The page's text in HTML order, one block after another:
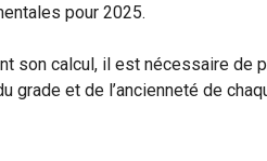
pour 2025.
son calcul, il est nécessaire de
grade et de l’ancienneté de